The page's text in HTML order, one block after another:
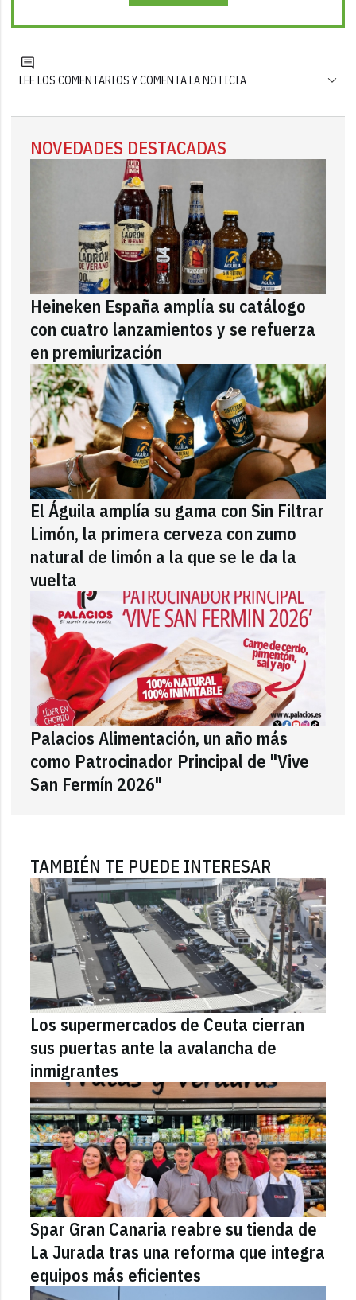
LEE LOS COMENTARIOS Y COMENTA LA NOTICIA
NOVEDADES DESTACADAS
Heineken España amplía su catálogo
con cuatro lanzamientos y se refuerza
en premiurización
El Águila amplía su gama con Sin Filtrar
Limón, la primera cerveza con zumo
natural de limón a la que se le da la
vuelta
Palacios Alimentación, un año más
como Patrocinador Principal de "Vive
San Fermín 2026"
TAMBIÉN TE PUEDE INTERESAR
Los supermercados de Ceuta cierran
sus puertas ante la avalancha de
inmigrantes
Spar Gran Canaria reabre su tienda de
La Jurada tras una reforma que integra
equipos más eficientes